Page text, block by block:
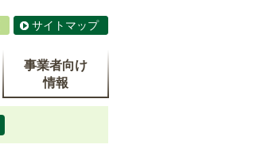
サイトマップ
事業者向け
情報